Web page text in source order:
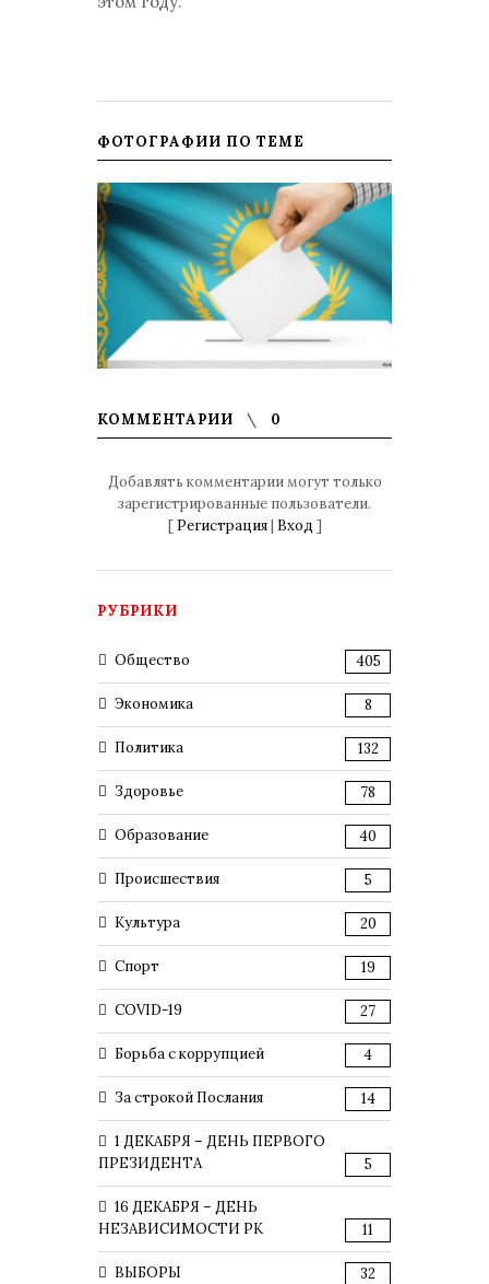
ФОТОГРАФИИ ПО ТЕМЕ
КОММЕНТАРИИ 0
Добавлять комментарии могут только
зарегистрированные пользователи.
[ Регистрация| Вход ]
РУБРИКИ
Общество 405
Экономика 8
Политика 132
Здоровье 78
Образование 40
Происшествия 5
Культура 20
Спорт 19
COVID-19 27
Борьба с коррупцией 4
За строкой Послания 14
1 ДЕКАБРЯ – ДЕНЬ ПЕРВОГО
ПРЕЗИДЕНТА
5
16 ДЕКАБРЯ – ДЕНЬ
НЕЗАВИСИМОСТИ РК
11
ВЫБОРЫ 32